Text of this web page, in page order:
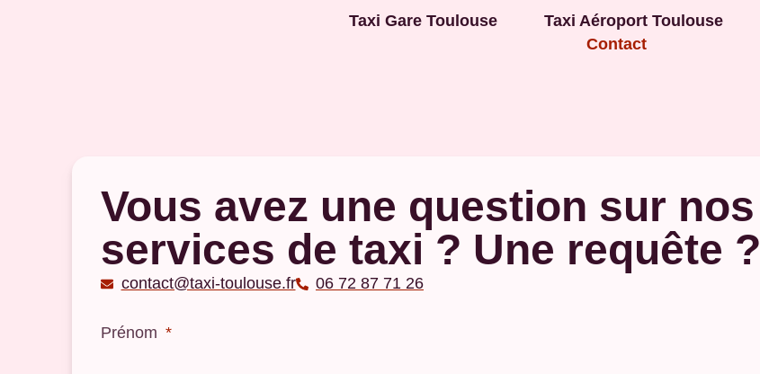
Taxi Gare Toulouse Taxi Aéroport Toulouse
Contact
Vous avez une question sur nos
services de taxi ? Une requête ?
contact@taxi-toulouse.fr 06 72 87 71 26
Prénom